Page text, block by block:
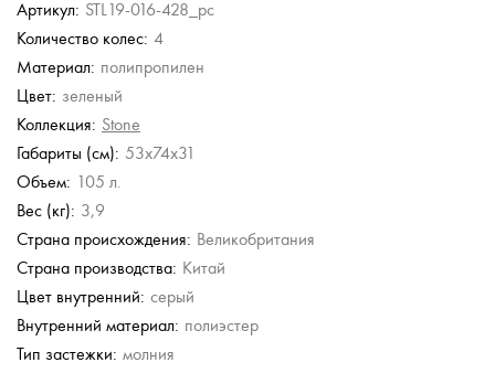
Чемодан средний M
из полипропилена с
кодовым замком
27 900 руб.
Чемодан маленький S
из полипропилена
14 616 руб.
20 880 руб.
Артикул: STL19-016-428_pc
Количество колес: 4
Материал: полипропилен
Цвет: зеленый
Коллекция: Stone
Габариты (см): 53x74x31
Объем: 105 л.
Вес (кг): 3,9
Страна происхождения: Великобритания
Страна производства: Китай
Цвет внутренний: серый
Внутренний материал: полиэстер
Тип застежки: молния